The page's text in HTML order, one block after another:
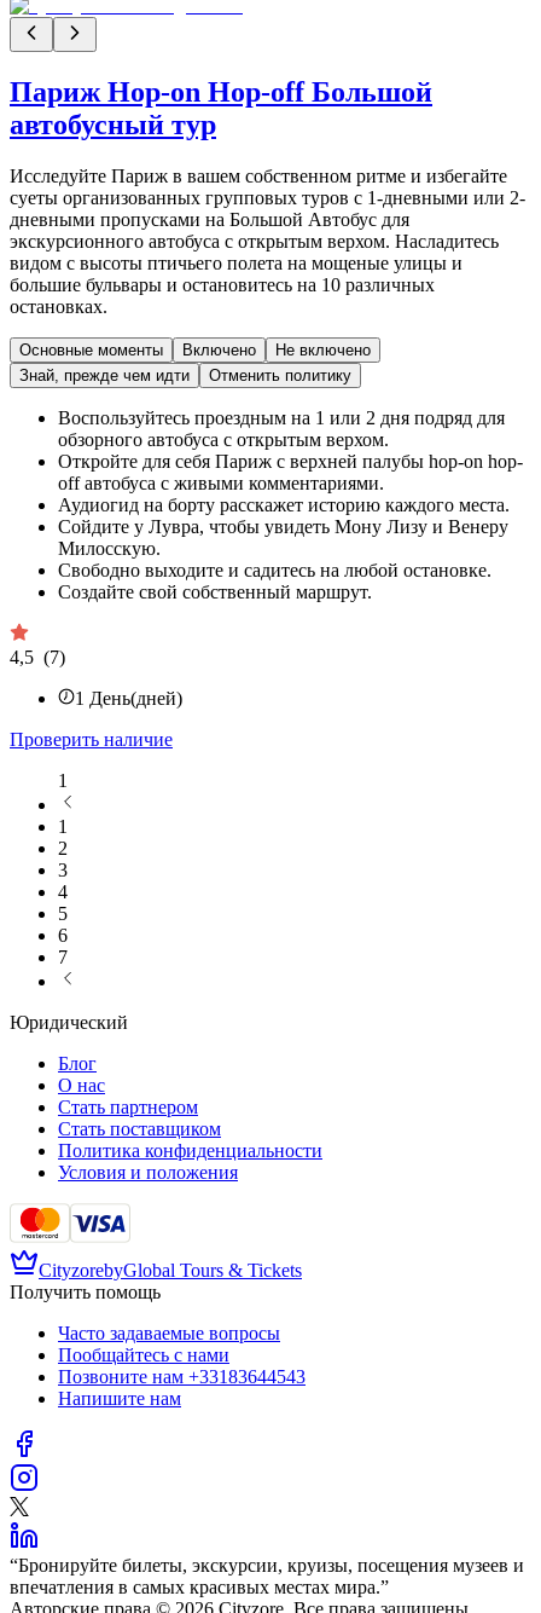
Париж Hop-on Hop-off Большой
автобусный тур
Исследуйте Париж в вашем собственном ритме и избегайте
суеты организованных групповых туров с 1-дневными или 2-
дневными пропусками на Большой Автобус для
экскурсионного автобуса с открытым верхом. Насладитесь
видом с высоты птичьего полета на мощеные улицы и
большие бульвары и остановитесь на 10 различных
остановках.
Основные моменты Включено
Не включено
Знай, прежде чем идти
Отменить политику
Воспользуйтесь проездным на 1 или 2 дня подряд для
обзорного автобуса с открытым верхом.
Откройте для себя Париж с верхней палубы hop-on hop-
off автобуса с живыми комментариями.
Аудиогид на борту расскажет историю каждого места.
Сойдите у Лувра, чтобы увидеть Мону Лизу и Венеру
Милосскую.
Свободно выходите и садитесь на любой остановке.
Создайте свой собственный маршрут.
4,5 (7)
1 День(дней)
Проверить наличие
1
1
2
3
4
5
6
7
Юридический
Блог
О нас
Стать партнером
Стать поставщиком
Политика конфиденциальности
Условия и положения
CityzorebyGlobal Tours & Tickets
Получить помощь
Часто задаваемые вопросы
Пообщайтесь с нами
Позвоните нам +33183644543
Напишите нам
“Бронируйте билеты, экскурсии, круизы, посещения музеев и
впечатления в самых красивых местах мира.”